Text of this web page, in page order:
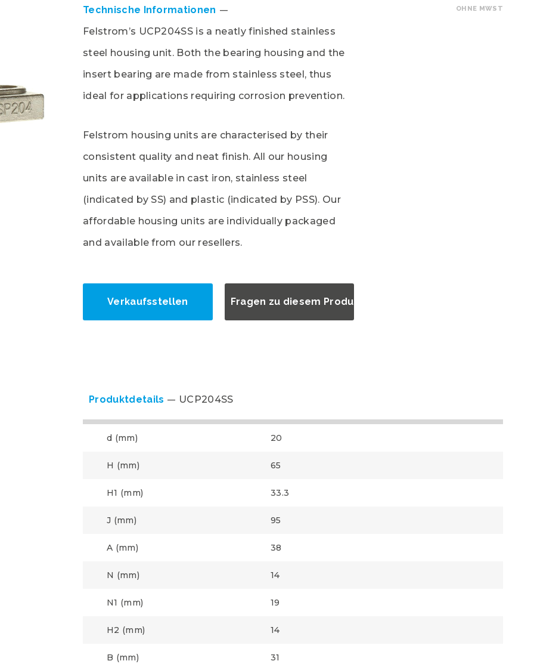
OHNE MWST
Technische Informationen
Felstrom’s UCP204SS is a neatly finished stainless
steel housing unit. Both the bearing housing and the
insert bearing are made from stainless steel, thus
ideal for applications requiring corrosion prevention.
Felstrom housing units are characterised by their
consistent quality and neat finish. All our housing
units are available in cast iron, stainless steel
(indicated by SS) and plastic (indicated by PSS). Our
affordable housing units are individually packaged
and available from our resellers.
Verkaufsstellen Fragen zu diesem Produkt?
Produktdetails UCP204SS
d (mm) 20
H (mm) 65
H1 (mm) 33.3
J (mm) 95
A (mm) 38
N (mm) 14
N1 (mm) 19
H2 (mm) 14
B (mm) 31